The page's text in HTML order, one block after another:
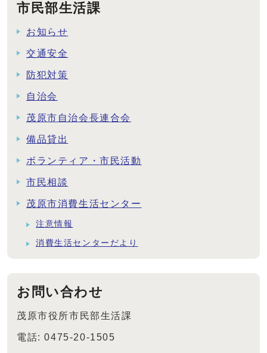
市民部生活課
お知らせ
交通安全
防犯対策
自治会
茂原市自治会長連合会
備品貸出
ボランティア・市民活動
市民相談
茂原市消費生活センター
注意情報
消費生活センターだより
お問い合わせ
茂原市役所市民部生活課
電話: 0475-20-1505